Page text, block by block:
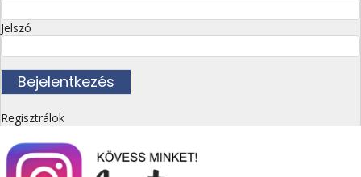
Jelszó
Regisztrálok